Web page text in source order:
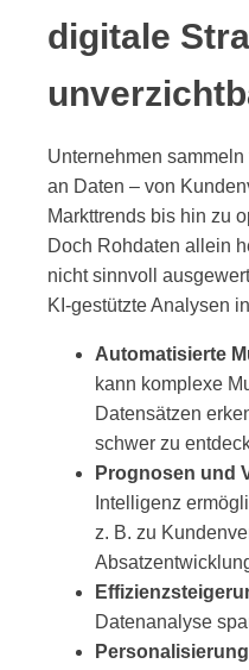
digitale
Unternehmen
an Daten – von
Markttrends bis hin zu
Doch Rohdaten allein
nicht sinnvoll
KI-gestützte Analysen
Automatisierte
kann komplexe
Datensätzen
schwer zu
Prognosen und
Intelligenz
z. B. zu
Datenanalyse